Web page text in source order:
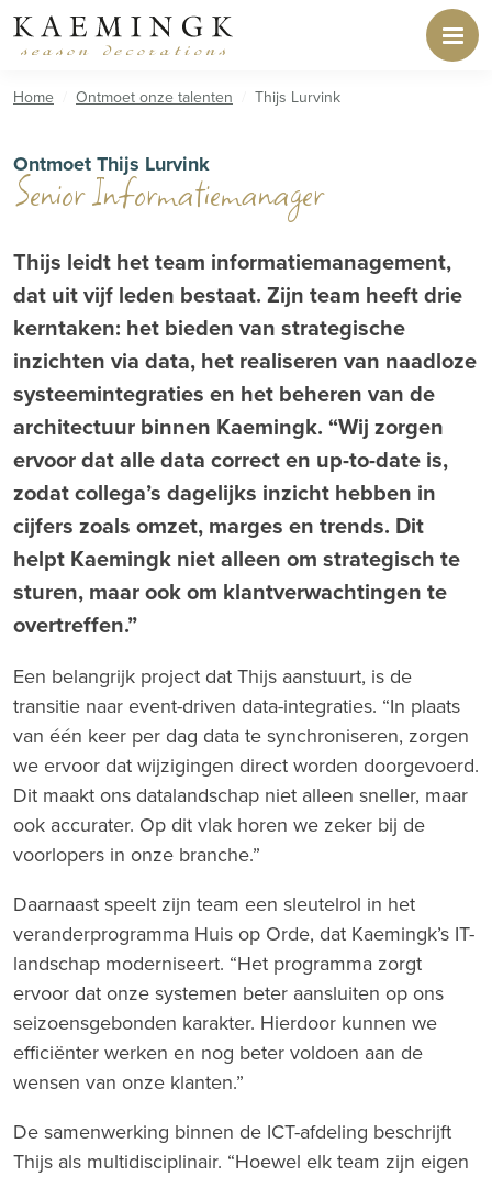
Home Ontmoet onze talenten Thijs Lurvink
Ontmoet Thijs Lurvink
Senior Informatiemanager
Thijs leidt het team informatiemanagement,
dat uit vijf leden bestaat. Zijn team heeft drie
kerntaken: het bieden van strategische
inzichten via data, het realiseren van naadloze
systeemintegraties en het beheren van de
architectuur binnen Kaemingk. “Wij zorgen
ervoor dat alle data correct en up-to-date is,
zodat collega’s dagelijks inzicht hebben in
cijfers zoals omzet, marges en trends. Dit
helpt Kaemingk niet alleen om strategisch te
sturen, maar ook om klantverwachtingen te
overtreffen.”
Een belangrijk project dat Thijs aanstuurt, is de
transitie naar event-driven data-integraties. “In plaats
van één keer per dag data te synchroniseren, zorgen
we ervoor dat wijzigingen direct worden doorgevoerd.
Dit maakt ons datalandschap niet alleen sneller, maar
ook accurater. Op dit vlak horen we zeker bij de
voorlopers in onze branche.”
Daarnaast speelt zijn team een sleutelrol in het
veranderprogramma Huis op Orde, dat Kaemingk’s IT-
landschap moderniseert. “Het programma zorgt
ervoor dat onze systemen beter aansluiten op ons
seizoensgebonden karakter. Hierdoor kunnen we
efficiënter werken en nog beter voldoen aan de
wensen van onze klanten.”
De samenwerking binnen de ICT-afdeling beschrijft
Thijs als multidisciplinair. “Hoewel elk team zijn eigen